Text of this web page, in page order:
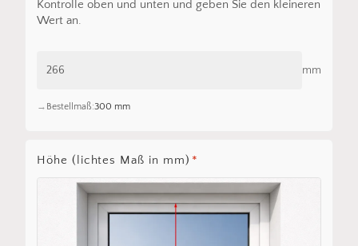
Kontrolle oben und unten und geben Sie den kleineren
Wert an.
mm
Bestellmaß:300 mm
Höhe (lichtes Maß in mm) *